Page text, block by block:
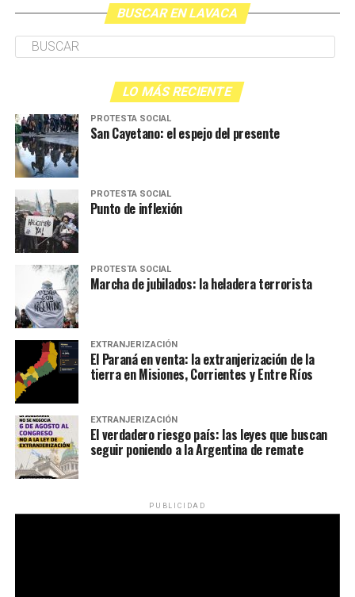
BUSCAR EN LAVACA
LO MÁS RECIENTE
PROTESTA SOCIAL
San Cayetano: el espejo del presente
PROTESTA SOCIAL
Punto de inflexión
PROTESTA SOCIAL
Marcha de jubilados: la heladera terrorista
EXTRANJERIZACIÓN
El Paraná en venta: la extranjerización de la
tierra en Misiones, Corrientes y Entre Ríos
EXTRANJERIZACIÓN
El verdadero riesgo país: las leyes que buscan
seguir poniendo a la Argentina de remate
PUBLICIDAD